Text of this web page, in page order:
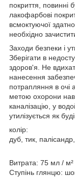
покриття, повинні
лакофарбові
всмоктуючої
необхідно
Заходи безпеки і
Зберігати в
здоров'я. Не
нанесення
потрапляння в очі
метою охорони
каналізацію, у
утилізується як
колір:
дуб, тик,
Витрата: 75 мл / м²
Ступінь глянцю: